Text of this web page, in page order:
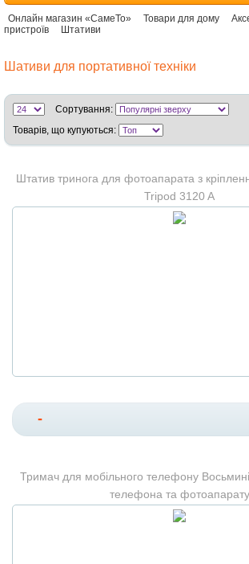
Онлайн магазин «СамеТо» Товари для дому
пристроїв
Штативи
Шативи для портативної техніки
Сортування:
Товарів, що купуються:
Штатив тринога для фотоапарата з
Tripod 3120 A
-
Тримач для мобільного телефону
телефона та фотоапарату